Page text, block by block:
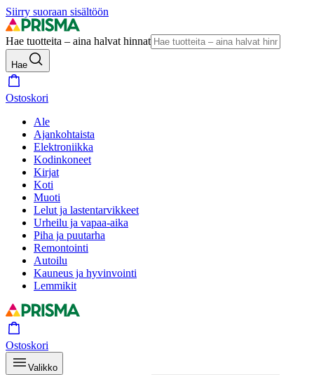
Siirry suoraan sisältöön
Hae tuotteita – aina halvat hinnat
Hae
Ostoskori
Ale
Ajankohtaista
Elektroniikka
Kodinkoneet
Kirjat
Koti
Muoti
Lelut ja lastentarvikkeet
Urheilu ja vapaa-aika
Piha ja puutarha
Remontointi
Autoilu
Kauneus ja hyvinvointi
Lemmikit
Ostoskori
Valikko